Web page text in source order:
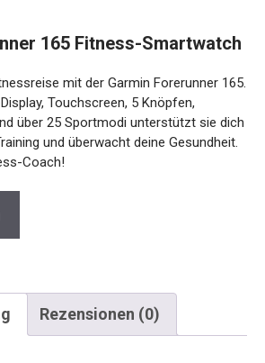
mit der Garmin Forerunner
Display, Touchscreen, 5 Knöpfen,
über 25 Sportmodi unterstützt sie
Training und überwacht deine
Fitness-Coach!
Rezensionen (0)